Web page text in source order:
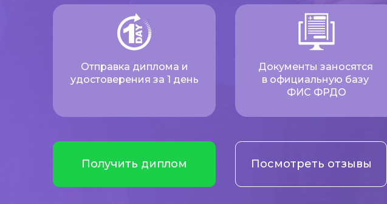
Получить диплом
Отправка диплома и
удостоверения за 1 день
Документы заносятся
в официальную базу
ФИС ФРДО
Посмотреть отзывы